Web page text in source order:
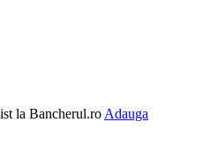
la Bancherul.ro Adauga